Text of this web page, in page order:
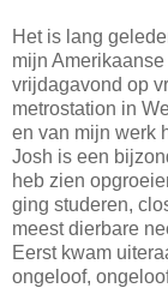
Het is lang
mijn
vrijdagavond op
metrostation in
en van mijn werk
Josh is een
heb zien
ging studeren,
meest dierbare
Eerst kwam
ongeloof,